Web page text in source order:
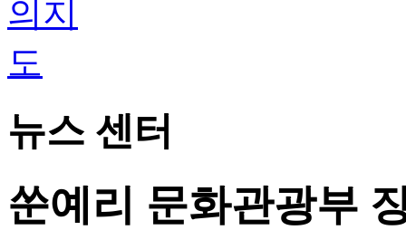
뉴스 센터
쑨예리 문화관광부